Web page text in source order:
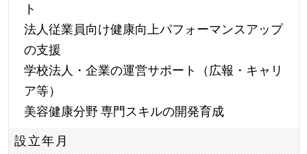
ト
法人従業員向け健康向上パフォーマンスアップ
の支援
学校法人・企業の運営サポート（広報・キャリ
ア等）
美容健康分野 専門スキルの開発育成
設立年月